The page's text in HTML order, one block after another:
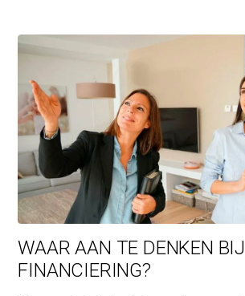
WAAR AAN TE DENKEN BIJ
FINANCIERING?